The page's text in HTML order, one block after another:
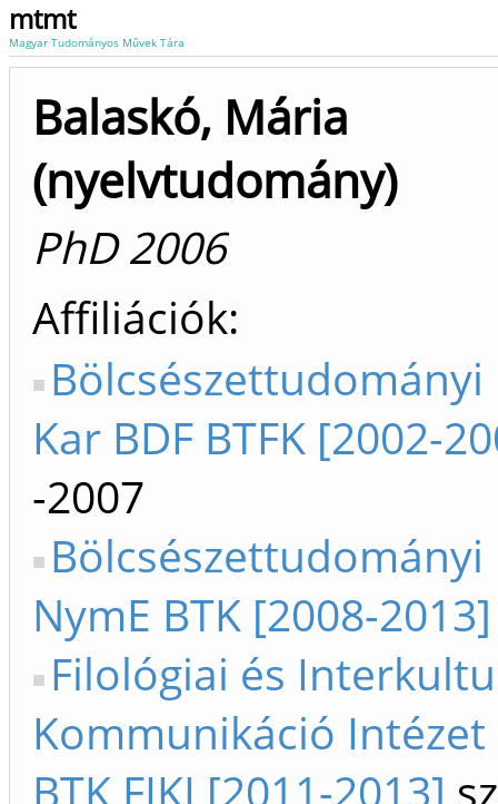
mtmt
Magyar Tudományos Művek Tára
Balaskó, Mária
(nyelvtudomány)
PhD 2006
Affiliációk
Bölcsészettudományi
Kar BDF BTFK [2002-
-2007
Bölcsészettudományi
NymE BTK [2008-2013]
Filológiai és
Kommunikáció Intézet
BTK FIKI [2011-2013]